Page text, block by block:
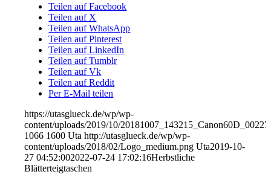
Teilen auf Facebook
Teilen auf X
Teilen auf WhatsApp
Teilen auf Pinterest
Teilen auf LinkedIn
Teilen auf Tumblr
Teilen auf Vk
Teilen auf Reddit
Per E-Mail teilen
https://utasglueck.de/wp/wp-
content/uploads/2019/10/
1066 1600 Uta http://utasglueck.de/wp/wp-
content/uploads/2018/02/Logo_medium.png Uta2019-10-
27 04:52:002022-07-24 17:02:16Herbstliche
Blätterteigtaschen